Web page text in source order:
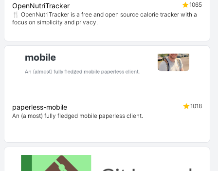
OpenNutriTracker
1065
🍴 OpenNutriTracker is a free and open source calorie tracker with a
focus on simplicity and privacy.
paperless-mobile
1018
An (almost) fully fledged mobile paperless client.